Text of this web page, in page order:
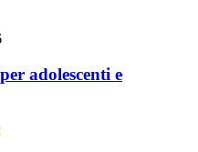
adolescenti e